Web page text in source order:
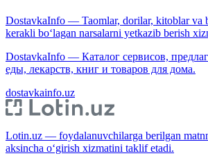
DostavkaInfo — Taomlar, dorilar, kitoblar va
kerakli bo‘lagan narsalarni yetkazib berish
DostavkaInfo — Каталог сервисов,
еды, лекарств, книг и товаров для дома.
dostavkainfo.uz
Lotin.uz — foydalanuvchilarga berilgan
aksincha o‘girish xizmatini taklif etadi.